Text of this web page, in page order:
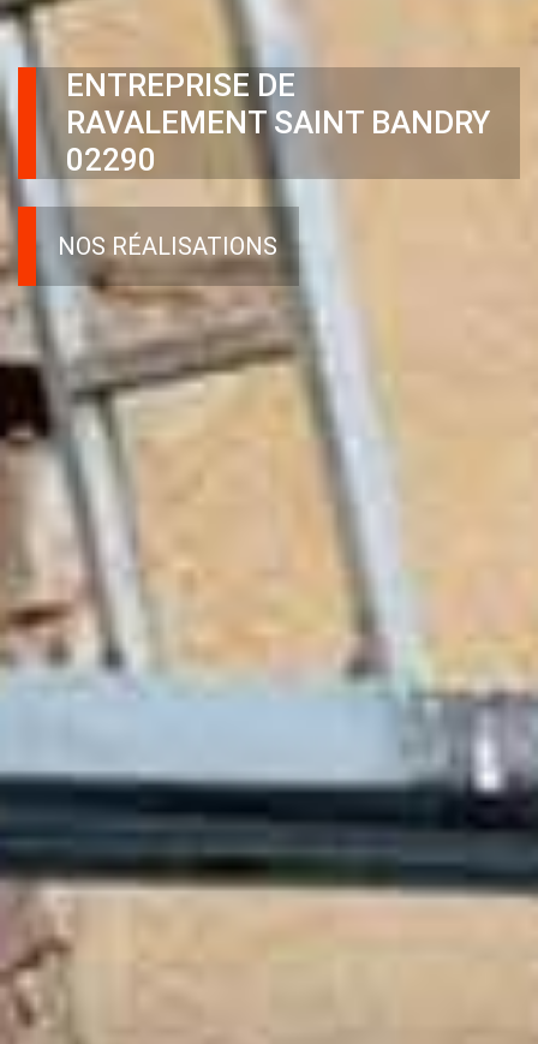
ENTREPRISE DE
RAVALEMENT SAINT BANDRY
02290
NOS RÉALISATIONS